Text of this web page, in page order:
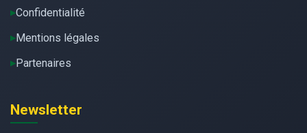
Confidentialité
Mentions légales
Partenaires
Newsletter